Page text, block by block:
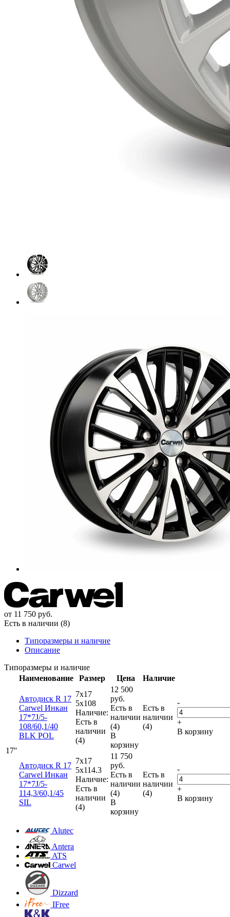
от 11 750 руб.
Есть в наличии (8)
Типоразмеры и наличие
Описание
Типоразмеры и наличие
Наименование
Размер Цена Наличие
17''
Автодиск R 17
Carwel Инкан
17*7J/5-
108/60,1/40
BLK POL
7x17
5x108
Наличие:
Есть в
наличии
(4)
12 500
руб.
Есть в
наличии
(4)
В
корзину
Есть в
наличии
(4)
-
+
В корзину
Автодиск R 17
Carwel Инкан
17*7J/5-
114,3/60,1/45
SIL
7x17
5x114.3
Наличие:
Есть в
наличии
(4)
11 750
руб.
Есть в
наличии
(4)
В
корзину
Есть в
наличии
(4)
-
+
В корзину
Alutec
Antera
ATS
Carwel
Dizzard
IFree